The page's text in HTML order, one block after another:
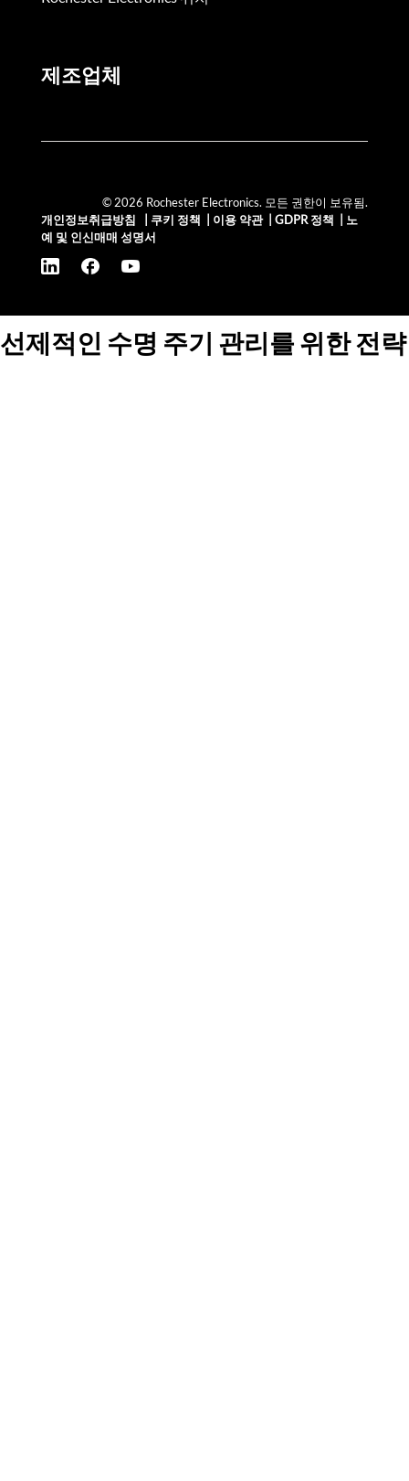
제조업체
© 2026 Rochester Electronics. 모든 권한이 보유됨.
개인정보취급방침
쿠키 정책 이용 약관| GDPR 정책
노
예 및 인신매매 성명서
선제적인 수명 주기 관리를 위한 전략